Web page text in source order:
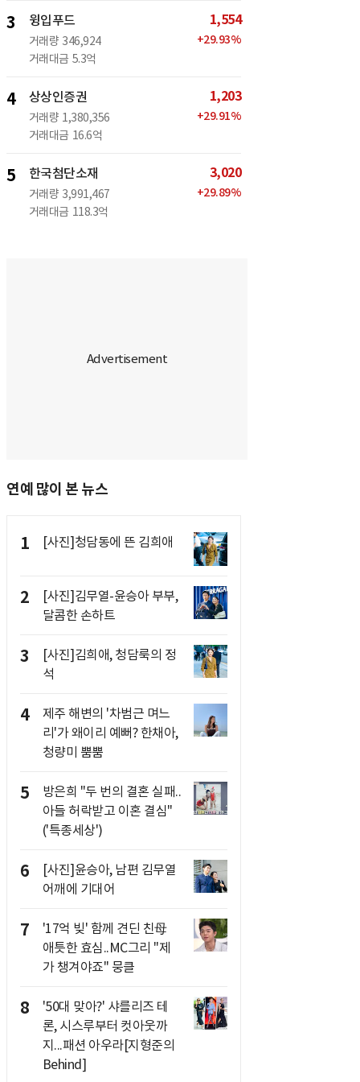
3 윙입푸드
거래량 346,924
거래대금 5.3억
1,554
+29.93%
4 상상인증권
거래량 1,380,356
거래대금 16.6억
1,203
+29.91%
5 한국첨단소재
거래량 3,991,467
거래대금 118.3억
3,020
+29.89%
연예 많이 본 뉴스
1 [사진]청담동에 뜬 김희애
2
[사진]김무열-윤승아 부부,
달콤한 손하트
3
[사진]김희애, 청담룩의 정
석
4
제주 해변의 '차범근 며느
리'가 왜이리 예뻐? 한채아,
청량미 뿜뿜
5
방은희 "두 번의 결혼 실패..
아들 허락받고 이혼 결심"
('특종세상')
6
[사진]윤승아, 남편 김무열
어깨에 기대어
7
'17억 빚' 함께 견딘 친母
애틋한 효심..MC그리 "제
가 챙겨야죠" 뭉클
8
'50대 맞아?' 샤를리즈 테
론, 시스루부터 컷아웃까
지...패션 아우라[지형준의
Behind]